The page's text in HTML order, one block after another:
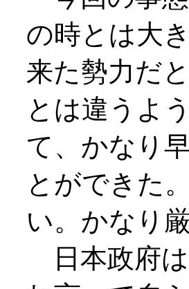
の時とは大
来た勢力だ
とは違うよ
て、かなり
とができた
い。かなり
日本政府